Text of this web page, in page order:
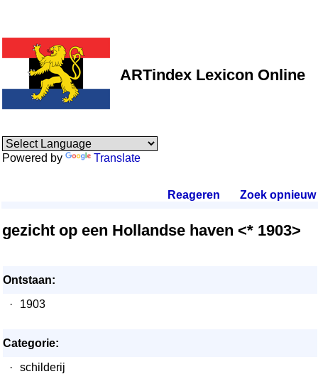
ARTindex Lexicon Online
Powered by Translate
Reageren Zoek opnieuw.
gezicht op een Hollandse haven <* 1903>
Ontstaan:
·
1903
Categorie:
·
schilderij